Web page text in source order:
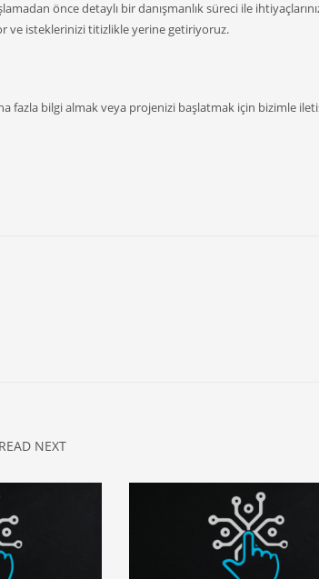
önce detaylı bir danışmanlık süreci ile
ve isteklerinizi titizlikle yerine getiriyoruz.
fazla bilgi almak veya projenizi başlatmak için bizimle
NEXT